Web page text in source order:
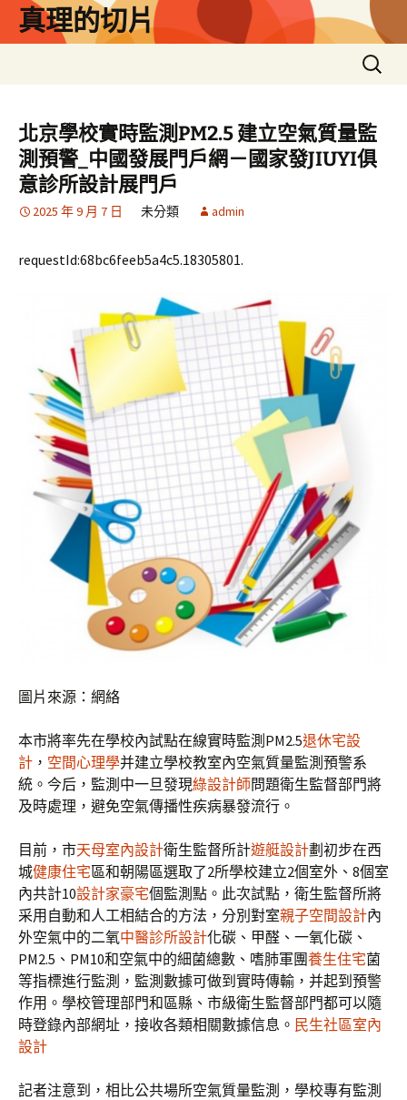
真理的切片
搜
尋
鍵
字:
北京學校實時監測PM2.5 建立空氣質量監
測預警_中國發展門戶網－國家發JIUYI俱
意診所設計展門戶
2025 年 9 月 7 日 未分類 admin
requestId:68bc6feeb5a4c5.18305801.
圖片來源：網絡
本市將率先在學校內試點在線實時監測PM2.5退休宅設
計 ， 空間心理學并建立學校教室內空氣質量監測預警系
統。今后，監測中一旦發現綠設計師問題衛生監督部門將
及時處理，避免空氣傳播性疾病暴發流行。
目前，市天母室內設計衛生監督所計遊艇設計劃初步在西
城健康住宅區和朝陽區選取了2所學校建立2個室外、8個室
內共計10設計家豪宅個監測點。此次試點，衛生監督所將
采用自動和人工相結合的方法，分別對室親子空間設計內
外空氣中的二氧中醫診所設計化碳、甲醛、一氧化碳、
PM2.5、PM10和空氣中的細菌總數、嗜肺軍團養生住宅菌
等指標進行監測，監測數據可做到實時傳輸，并起到預警
作用。學校管理部門和區縣、市級衛生監督部門都可以隨
時登錄內部網址，接收各類相關數據信息。 民生社區室內
設計
記者注意到，相比公共場所空氣質量監測，學校專有監測